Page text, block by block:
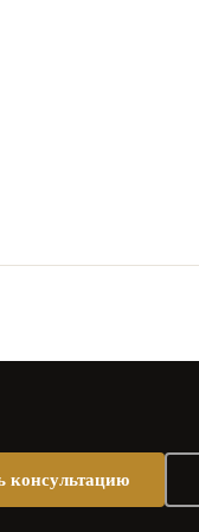
консультацию